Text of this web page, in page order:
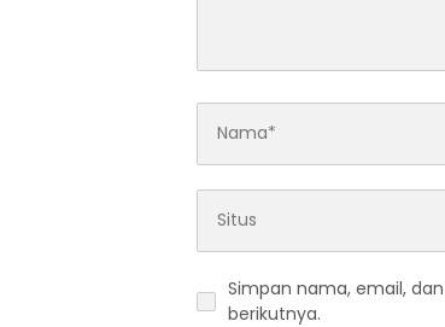
Simpan nama, email,
berikutnya.